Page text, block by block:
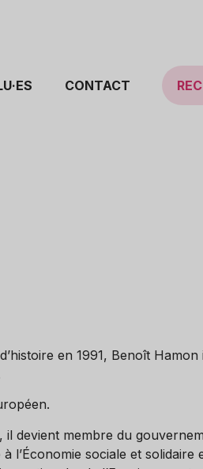
CONTACT
en 1991, Benoît Hamon
il devient membre du
l’Économie sociale et solidaire